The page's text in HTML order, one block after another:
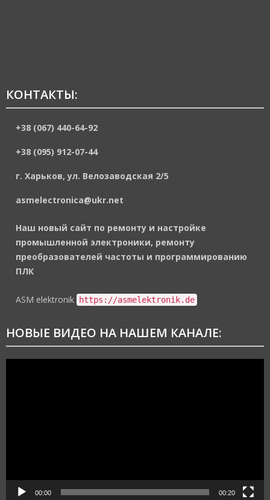
КОНТАКТЫ:
+38 (067) 440-64-92
+38 (095) 912-07-44
г. Харьков, ул. Велозаводская 2/5
asmelectronica@ukr.net
Наш новый сайт по ремонту и настройке
промышленной электроники, ремонту
преобразователей частоты и программированию
ПЛК
ASM elektronik https://asmelektronik.de
НОВЫЕ ВИДЕО НА НАШЕМ КАНАЛЕ:
00:00 00:20